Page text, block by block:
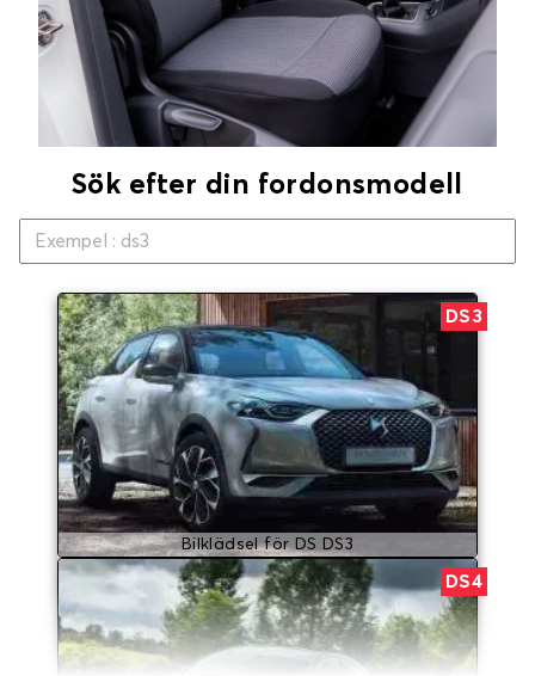
Sök efter din fordonsmodell
DS3
Bilklädsel för DS DS3
DS4